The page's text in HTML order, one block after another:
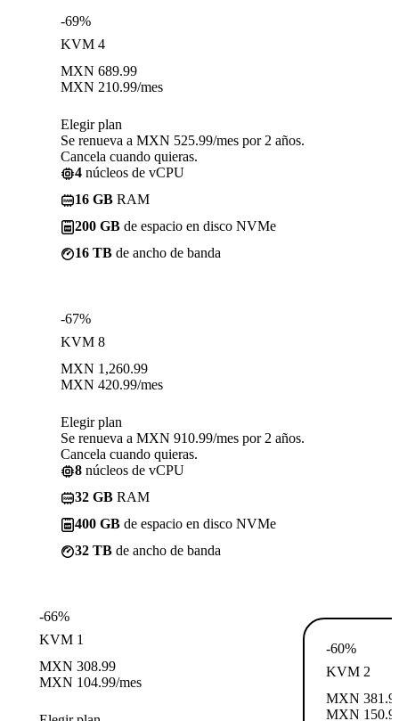
-69%
KVM 4
MXN 689.99
MXN 210.99/mes
Elegir plan
Se renueva a MXN 525.99/mes por 2 años.
Cancela cuando quieras.
4 núcleos de vCPU
16 GB RAM
200 GB de espacio en disco NVMe
16 TB de ancho de banda
-67%
KVM 8
MXN 1,260.99
MXN 420.99/mes
Elegir plan
Se renueva a MXN 910.99/mes por 2 años.
Cancela cuando quieras.
8 núcleos de vCPU
32 GB RAM
400 GB de espacio en disco NVMe
32 TB de ancho de banda
-66%
KVM 1
MXN 308.99
MXN 104.99/mes
-60%
KVM 2
MXN
MXN